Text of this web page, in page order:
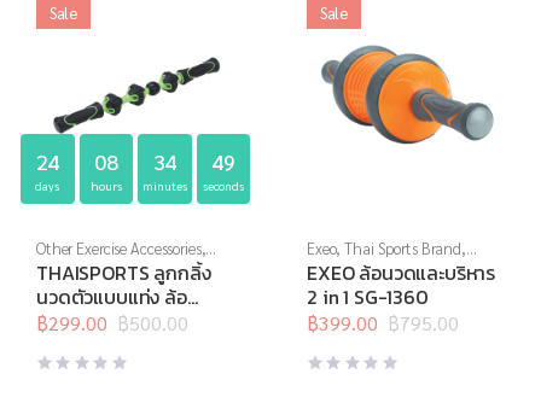
Sale
24
days
08
hours
34
minutes
48
seconds
Other Exercise Accessories,
Thai Sports,อุปกรณ์นวด,
อุปกรณ์บริหารกาย,อุปกรณ์
สุขภาพเพื่อผู้สูงวัย
THAISPORTS ลูกกลิ้ง
นวดตัวแบบแท่ง ล้อ
กลาง+เล็ก H-1423
฿500.00
Original
price
was:
฿299.00
Current
price
is:
Sale
Exeo,Thai Sports Brand,
บริหารแกนกลางลำตัว ,ล้อ
บริหาร, อุปกรณ์บริหารกาย
EXEO ล้อนวดและบริหาร
2 in 1 SG-1360
฿795.00
Original
price
was:
฿399.00
Current
price
is: